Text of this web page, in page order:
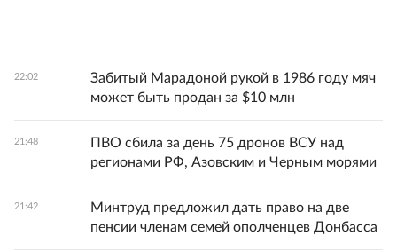
22:02
Забитый Марадоной рукой в 1986 году мяч
может быть продан за $10 млн
21:48
ПВО сбила за день 75 дронов ВСУ над
регионами РФ, Азовским и Черным морями
21:42
Минтруд предложил дать право на две
пенсии членам семей ополченцев Донбасса